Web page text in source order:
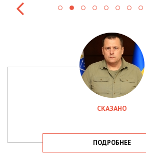
СКАЗАНО
ПОДРОБНЕЕ